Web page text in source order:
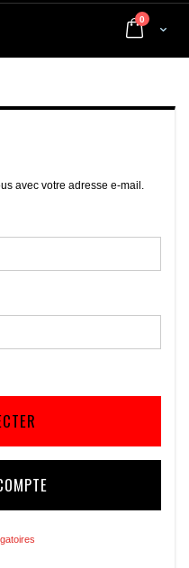
Cart
0 articles
avec votre adresse e-mail.